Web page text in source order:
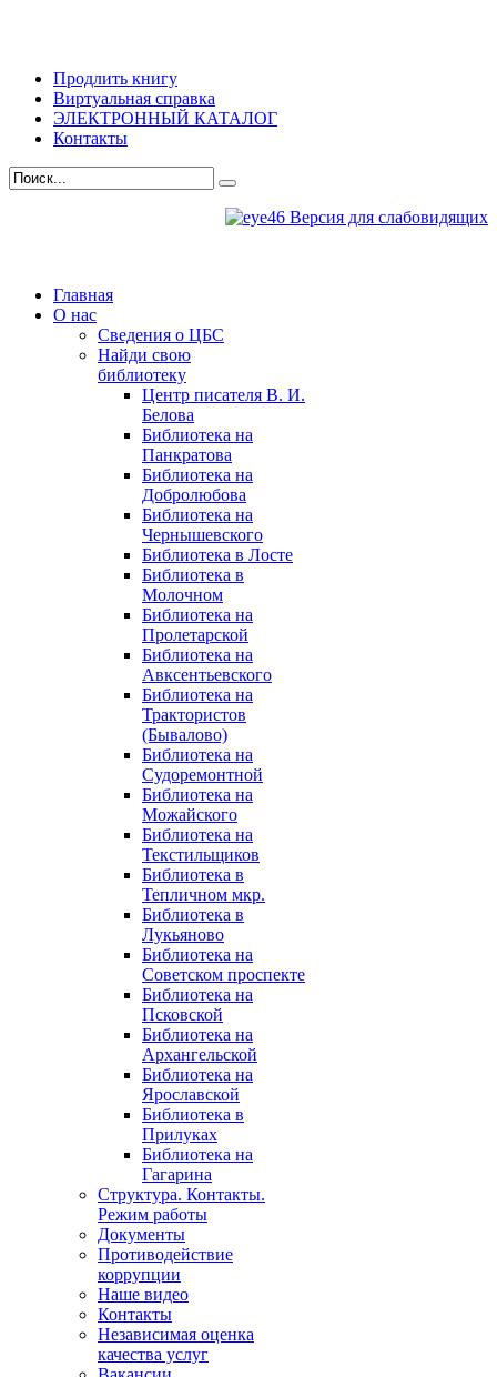
Продлить книгу
Виртуальная справка
ЭЛЕКТРОННЫЙ КАТАЛОГ
Контакты
Версия для слабовидящих
Главная
О нас
Сведения о ЦБС
Найди свою
библиотеку
Центр писателя В. И.
Белова
Библиотека на
Панкратова
Библиотека на
Добролюбова
Библиотека на
Чернышевского
Библиотека в Лосте
Библиотека в
Молочном
Библиотека на
Пролетарской
Библиотека на
Авксентьевского
Библиотека на
Трактористов
(Бывалово)
Библиотека на
Судоремонтной
Библиотека на
Можайского
Библиотека на
Текстильщиков
Библиотека в
Тепличном мкр.
Библиотека в
Лукьяново
Библиотека на
Советском проспекте
Библиотека на
Псковской
Библиотека на
Архангельской
Библиотека на
Ярославской
Библиотека в
Прилуках
Библиотека на
Гагарина
Структура. Контакты.
Режим работы
Документы
Противодействие
коррупции
Наше видео
Контакты
Независимая оценка
качества услуг